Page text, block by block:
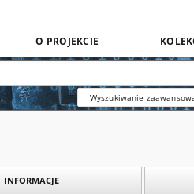
O PROJEKCIE
Wyszukiwanie
INFORMACJE